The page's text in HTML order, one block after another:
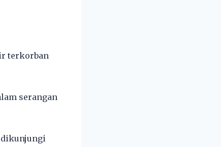
terkorban
serangan
dikunjungi